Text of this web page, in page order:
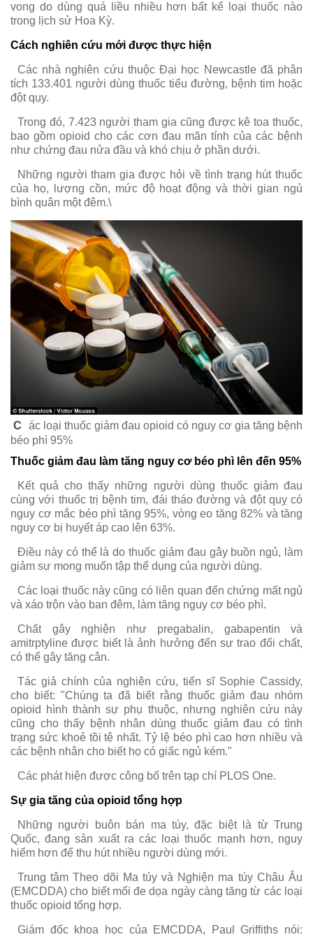
vong do dùng quá liều nhiều hơn bất kể loại thuốc nào
trong lịch sử Hoa Kỳ.
Cách nghiên cứu mới được thực hiện
Các nhà nghiên cứu thuộc Đại học Newcastle đã phân
tích 133.401 người dùng thuốc tiểu đường, bệnh tim hoặc
đột qụy.
Trong đó, 7.423 người tham gia cũng được kê toa thuốc,
bao gồm opioid cho các cơn đau mãn tính của các bệnh
như chứng đau nửa đầu và khó chịu ở phần dưới.
Những người tham gia được hỏi về tình trạng hút thuốc
của họ, lượng cồn, mức độ hoạt động và thời gian ngủ
bình quân một đêm.\
C
ác loại thuốc giảm đau opioid có nguy cơ gia tăng bệnh
béo phì 95%
Thuốc giảm đau làm tăng nguy cơ béo phì lên đến 95%
Kết quả cho thấy những người dùng thuốc giảm đau
cùng với thuốc trị bệnh tim, đái tháo đường và đột quỵ có
nguy cơ mắc béo phì tăng 95%, vòng eo tăng 82% và tăng
nguy cơ bị huyết áp cao lên 63%.
Điều này có thể là do thuốc giảm đau gây buồn ngủ, làm
giảm sự mong muốn tập thể dụng của người dùng.
Các loại thuốc này cũng có liên quan đến chứng mất ngủ
và xáo trộn vào ban đêm, làm tăng nguy cơ béo phì.
Chất gây nghiện như pregabalin, gabapentin và
amitrptyline được biết là ảnh hưởng đến sự trao đổi chất,
có thể gây tăng cân.
Tác giả chính của nghiên cứu, tiến sĩ Sophie Cassidy,
cho biết: "Chúng ta đã biết rằng thuốc giảm đau nhóm
opioid hình thành sự phụ thuộc, nhưng nghiên cứu này
cũng cho thấy bệnh nhân dùng thuốc giảm đau có tình
trạng sức khoẻ tồi tệ nhất. Tỷ lệ béo phì cao hơn nhiều và
các bệnh nhân cho biết họ có giấc ngủ kém."
Các phát hiện được công bố trên tạp chí PLOS One.
Sự gia tăng của opioid tổng hợp
Những người buôn bán ma túy, đặc biệt là từ Trung
Quốc, đang sản xuất ra các loại thuốc mạnh hơn, nguy
hiểm hơn để thu hút nhiều người dùng mới.
Trung tâm Theo dõi Ma túy và Nghiện ma túy Châu Âu
(EMCDDA) cho biết mối đe dọa ngày càng tăng từ các loại
thuốc opioid tổng hợp.
Giám đốc khoa học của EMCDDA, Paul Griffiths nói: